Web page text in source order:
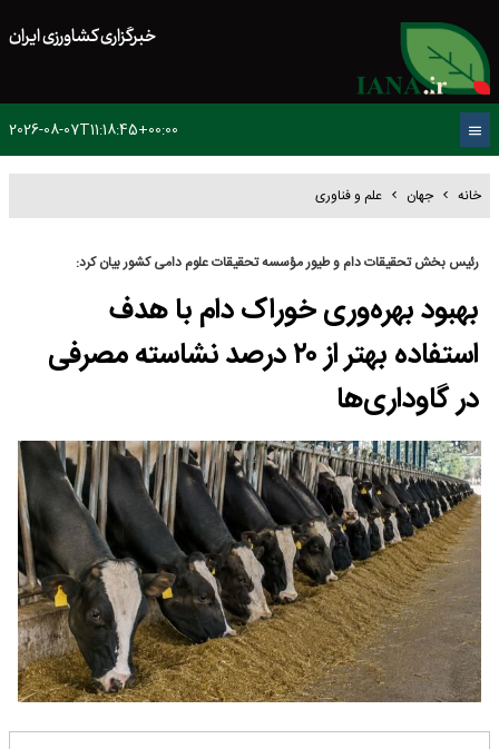
خبرگزاری کشاورزی ایران
2026-08-07T11:18:45+00:00
خانه جهان علم و فناوری
رئیس بخش تحقیقات دام و طیور مؤسسه تحقیقات علوم دامی کشور بیان کرد:
بهبود بهره‌وری خوراک دام با هدف
استفاده بهتر از ۲۰ درصد نشاسته مصرفی
در گاوداری‌ها